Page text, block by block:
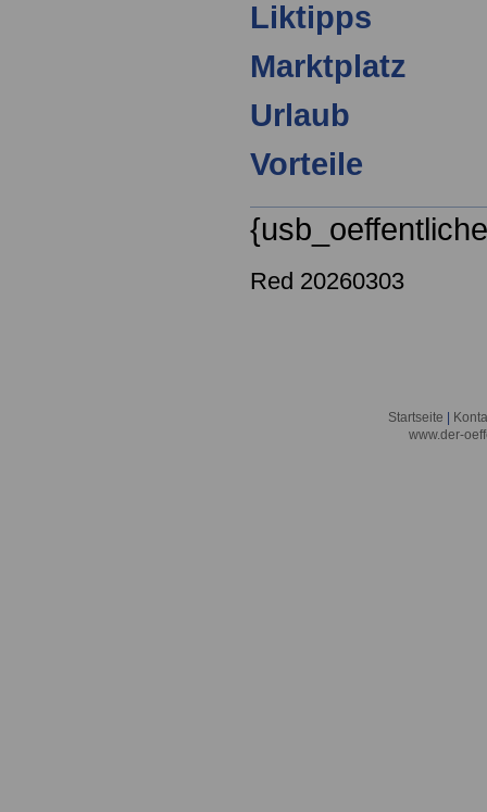
Liktipps
Marktplatz
Urlaub
Vorteile
Red 20260303
Startseite
www.der-